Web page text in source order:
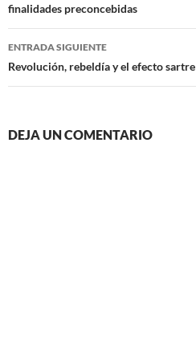
entradas
finalidades preconcebidas
ENTRADA SIGUIENTE
Revolución, rebeldía y el efecto sartre
DEJA UN COMENTARIO